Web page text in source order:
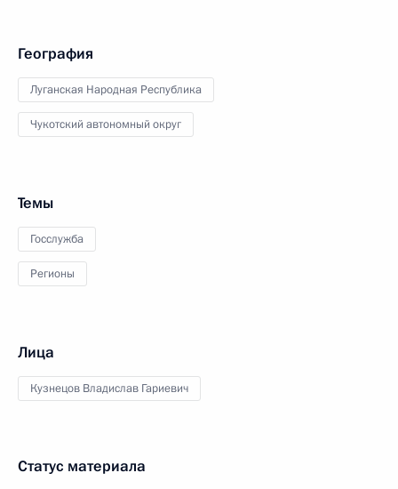
География
Луганская Народная Республика
Чукотский автономный округ
Темы
Госслужба
Регионы
Лица
Кузнецов Владислав Гариевич
Статус материала